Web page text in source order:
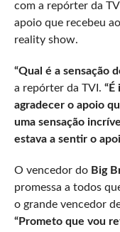
com a repórter da
apoio que recebeu
reality show.
“Qual é a sensação
a repórter da TVI. “É
agradecer o apoio
uma sensação
estava a sentir o
O vencedor do Big
promessa a todos
o grande vencedor
“Prometo que vou